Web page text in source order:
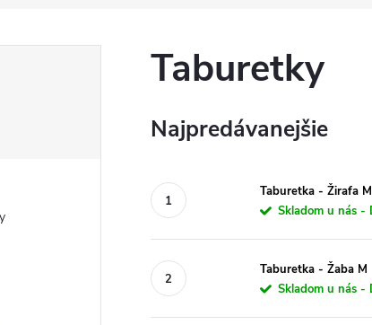
Taburetky
Najpredávanejšie
Taburetka - Žirafa M
Skladom u nás -
Taburetka - Žaba M
Skladom u nás -